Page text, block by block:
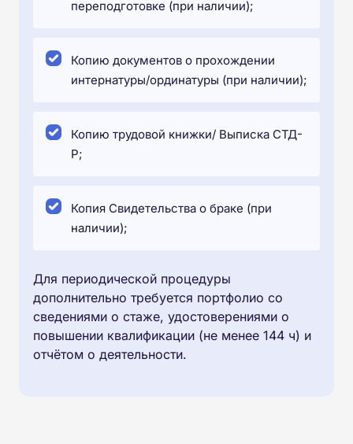
переподготовке (при наличии);
Копию документов о прохождении
интернатуры/ординатуры (при наличии);
Копию трудовой книжки/ Выписка СТД-
Р;
Копия Свидетельства о браке (при
наличии);
Для периодической процедуры
дополнительно требуется портфолио со
сведениями о стаже, удостоверениями о
повышении квалификации (не менее 144 ч) и
отчётом о деятельности.